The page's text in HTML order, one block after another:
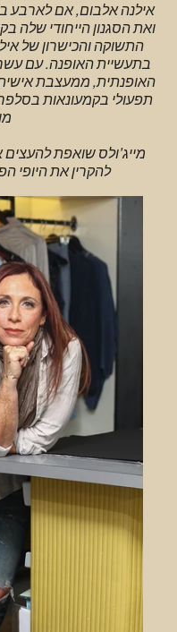
אילנה אלבום, אם לארבע
ואת הסגנון הייחודי שלה
התשוקה והכישרון של
בתעשיית האופנה. עם
האופנתית, ממעצבת
תפעולי בקמעונאות
מייג'ולס שואפת
להקרין את היופי